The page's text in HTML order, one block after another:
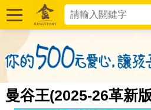
曼谷王(2025-26革新